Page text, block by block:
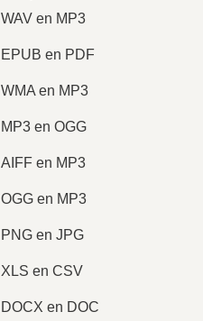
WAV en MP3
EPUB en PDF
WMA en MP3
MP3 en OGG
AIFF en MP3
OGG en MP3
PNG en JPG
XLS en CSV
DOCX en DOC